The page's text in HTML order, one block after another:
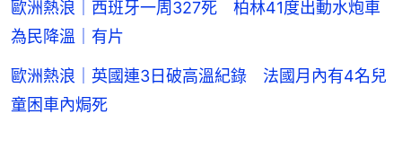
歐洲熱浪｜西班牙一周327死 柏林41度出動水炮車
為民降溫｜有片
歐洲熱浪｜英國連3日破高溫紀錄 法國月內有4名兒
童困車內焗死